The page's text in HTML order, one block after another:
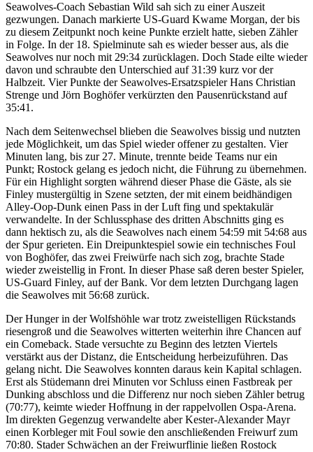
Seawolves-Coach Sebastian Wild sah sich zu einer Auszeit
gezwungen. Danach markierte US-Guard Kwame Morgan, der bis
zu diesem Zeitpunkt noch keine Punkte erzielt hatte, sieben Zähler
in Folge. In der 18. Spielminute sah es wieder besser aus, als die
Seawolves nur noch mit 29:34 zurücklagen. Doch Stade eilte wieder
davon und schraubte den Unterschied auf 31:39 kurz vor der
Halbzeit. Vier Punkte der Seawolves-Ersatzspieler Hans Christian
Strenge und Jörn Boghöfer verkürzten den Pausenrückstand auf
35:41.
Nach dem Seitenwechsel blieben die Seawolves bissig und nutzten
jede Möglichkeit, um das Spiel wieder offener zu gestalten. Vier
Minuten lang, bis zur 27. Minute, trennte beide Teams nur ein
Punkt; Rostock gelang es jedoch nicht, die Führung zu übernehmen.
Für ein Highlight sorgten während dieser Phase die Gäste, als sie
Finley mustergültig in Szene setzten, der mit einem beidhändigen
Alley-Oop-Dunk einen Pass in der Luft fing und spektakulär
verwandelte. In der Schlussphase des dritten Abschnitts ging es
dann hektisch zu, als die Seawolves nach einem 54:59 mit 54:68 aus
der Spur gerieten. Ein Dreipunktespiel sowie ein technisches Foul
von Boghöfer, das zwei Freiwürfe nach sich zog, brachte Stade
wieder zweistellig in Front. In dieser Phase saß deren bester Spieler,
US-Guard Finley, auf der Bank. Vor dem letzten Durchgang lagen
die Seawolves mit 56:68 zurück.
Der Hunger in der Wolfshöhle war trotz zweistelligen Rückstands
riesengroß und die Seawolves witterten weiterhin ihre Chancen auf
ein Comeback. Stade versuchte zu Beginn des letzten Viertels
verstärkt aus der Distanz, die Entscheidung herbeizuführen. Das
gelang nicht. Die Seawolves konnten daraus kein Kapital schlagen.
Erst als Stüdemann drei Minuten vor Schluss einen Fastbreak per
Dunking abschloss und die Differenz nur noch sieben Zähler betrug
(70:77), keimte wieder Hoffnung in der rappelvollen Ospa-Arena.
Im direkten Gegenzug verwandelte aber Kester-Alexander Mayr
einen Korbleger mit Foul sowie den anschließenden Freiwurf zum
70:80. Stader Schwächen an der Freiwurflinie ließen Rostock